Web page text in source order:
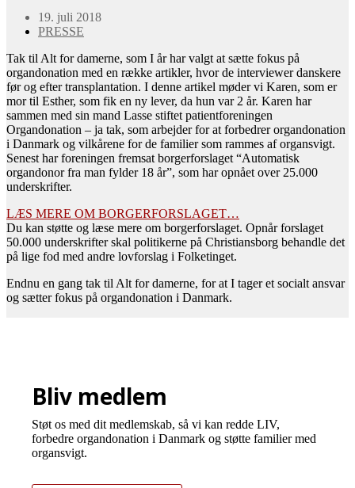
19. juli 2018
PRESSE
Tak til Alt for damerne, som I år har valgt at sætte fokus på
organdonation med en række artikler, hvor de interviewer danskere
før og efter transplantation. I denne artikel møder vi Karen, som er
mor til Esther, som fik en ny lever, da hun var 2 år. Karen har
sammen med sin mand Lasse stiftet patientforeningen
Organdonation – ja tak, som arbejder for at forbedrer organdonation
i Danmark og vilkårene for de familier som rammes af organsvigt.
Senest har foreningen fremsat borgerforslaget “Automatisk
organdonor fra man fylder 18 år”, som har opnået over 25.000
underskrifter.
LÆS MERE OM BORGERFORSLAGET…
Du kan støtte og læse mere om borgerforslaget. Opnår forslaget
50.000 underskrifter skal politikerne på Christiansborg behandle det
på lige fod med andre lovforslag i Folketinget.
Endnu en gang tak til Alt for damerne, for at I tager et socialt ansvar
og sætter fokus på organdonation i Danmark.
Bliv medlem
Støt os med dit medlemskab, så vi kan redde LIV,
forbedre organdonation i Danmark og støtte familier med
organsvigt.